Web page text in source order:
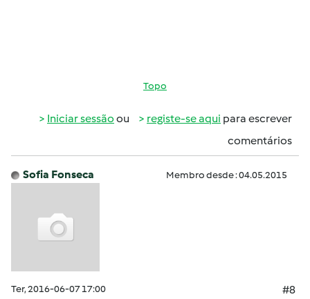
Topo
Iniciar sessão ou registe-se aqui para escrever
comentários
Sofia Fonseca Membro desde : 04.05.2015
Ter, 2016-06-07 17:00
#8